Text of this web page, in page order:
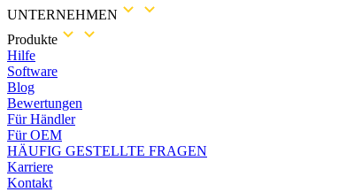
UNTERNEHMEN
Produkte
Hilfe
Software
Blog
Bewertungen
Für Händler
Für OEM
HÄUFIG GESTELLTE FRAGEN
Karriere
Kontakt